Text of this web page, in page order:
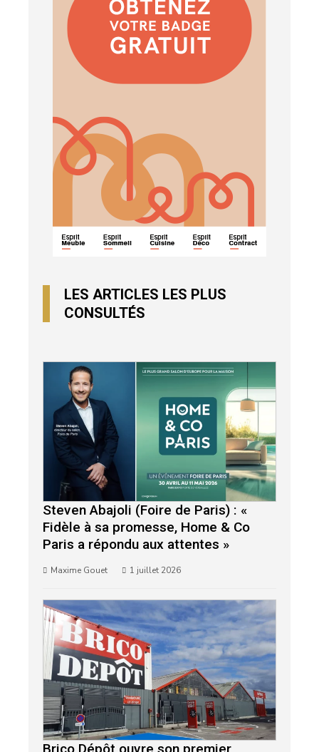
LES ARTICLES LES PLUS
CONSULTÉS
Steven Abajoli (Foire de Paris) : «
Fidèle à sa promesse, Home & Co
Paris a répondu aux attentes »
Maxime Gouet 1 juillet 2026
Brico Dépôt ouvre son premier